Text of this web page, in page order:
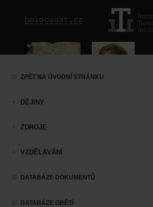
ZPĚT NA ÚVODNÍ STRÁNKU
DĚJINY
ZDROJE
VZDĚLÁVÁNÍ
DATABÁZE DOKUMENTŮ
DATABÁZE OBĚTÍ